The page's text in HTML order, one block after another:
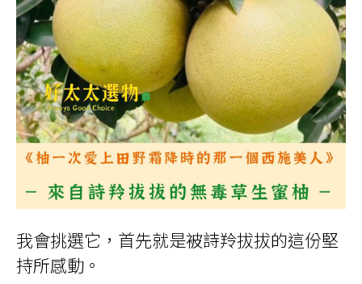
我會挑選它，首先就是被詩羚拔拔的這份堅
持所感動。